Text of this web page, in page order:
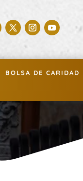
BOLSA DE CARIDAD